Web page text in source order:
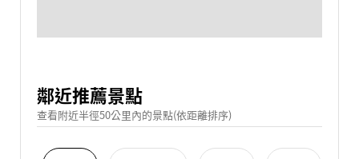
鄰近推薦景點
查看附近半徑50公里內的景點(依距離排序)